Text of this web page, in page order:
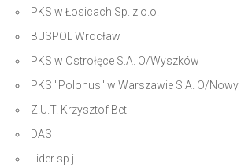
PKS w Łosicach Sp. z o.o.
BUSPOL Wrocław
PKS w Ostrołęce S.A. O/Wyszków
PKS "Polonus" w Warszawie S.A. O/
Z.U.T. Krzysztof Bet
DAS
Lider sp.j.